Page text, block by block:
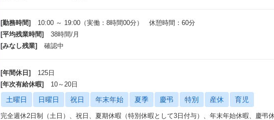
[勤務時間]
10:00 ～ 19:00（実働：8時間00分） 休憩時間：60分
[平均残業時間]
38時間/月
[みなし残業]
確認中
[年間休日]
125日
[年次有給休暇]
10～20日
土曜日 日曜日 祝日 年末年始 夏季 慶弔 特別 産休 育児
完全週休2日制（土日）、祝日、夏期休暇（特別休暇として3日付与）、年末年始休暇、慶弔